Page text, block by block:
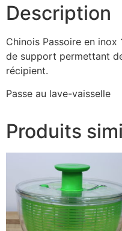
Description
Chinois Passoire en
de support permettant
récipient.
Passe au lave-vaisselle
Produits